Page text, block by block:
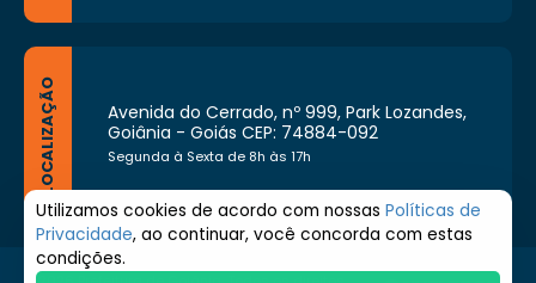
LOCALIZAÇÃO
Avenida do Cerrado, nº 999, Park Lozandes,
Goiânia - Goiás CEP: 74884-092
Segunda à Sexta de 8h às 17h
Utilizamos cookies de acordo com nossas Políticas de
Privacidade, ao continuar, você concorda com estas
condições.